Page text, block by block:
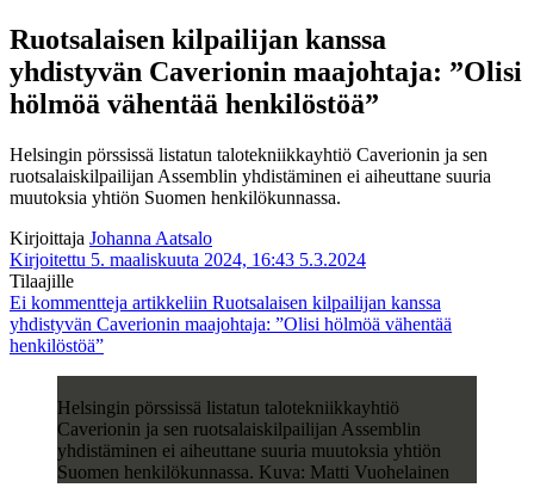
Ruotsalaisen kilpailijan kanssa
yhdistyvän Caverionin maajohtaja: ”Olisi
hölmöä vähentää henkilöstöä”
Helsingin pörssissä listatun talotekniikkayhtiö Caverionin ja sen
ruotsalaiskilpailijan Assemblin yhdistäminen ei aiheuttane suuria
muutoksia yhtiön Suomen henkilökunnassa.
Kirjoittaja Johanna Aatsalo
Kirjoitettu 5. maaliskuuta 2024, 16:43 5.3.2024
Tilaajille
Ei kommentteja artikkeliin Ruotsalaisen kilpailijan kanssa
yhdistyvän Caverionin maajohtaja: ”Olisi hölmöä vähentää
henkilöstöä”
Helsingin pörssissä listatun talotekniikkayhtiö
Caverionin ja sen ruotsalaiskilpailijan Assemblin
yhdistäminen ei aiheuttane suuria muutoksia yhtiön
Suomen henkilökunnassa. Kuva: Matti Vuohelainen